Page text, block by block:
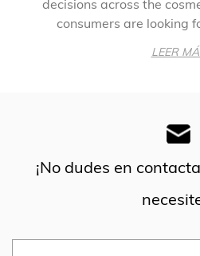
decisions across the
consumers are looking
LEER
¡No dudes en